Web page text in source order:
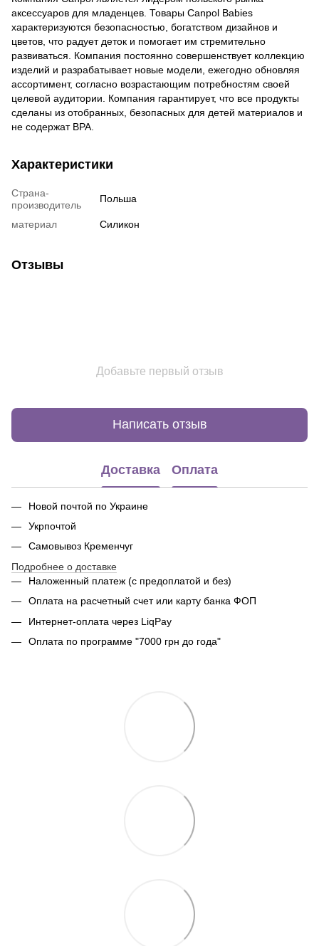
аксессуаров для младенцев. Товары Canpol Babies
характеризуются безопасностью, богатством дизайнов и
цветов, что радует деток и помогает им стремительно
развиваться. Компания постоянно совершенствует коллекцию
изделий и разрабатывает новые модели, ежегодно обновляя
ассортимент, согласно возрастающим потребностям своей
целевой аудитории. Компания гарантирует, что все продукты
сделаны из отобранных, безопасных для детей материалов и
не содержат BPA.
Характеристики
Страна-
производитель
Польша
материал Силикон
Отзывы
Добавьте первый отзыв
Написать отзыв
Доставка Оплата
Новой почтой по Украине
Укрпочтой
Самовывоз Кременчуг
Подробнее о доставке
Наложенный платеж (с предоплатой и без)
Оплата на расчетный счет или карту банка ФОП
Интернет-оплата через LiqPay
Оплата по программе "7000 грн до года"